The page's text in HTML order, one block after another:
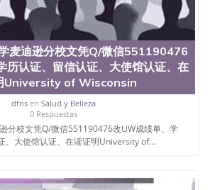
麦迪逊分校文凭Q/微信551190476
历认证、留信认证、大使馆认证、在
University of Wisconsin
dfnsen Salud y Belleza
0 Respuestas
分校文凭Q/微信551190476改UW成绩单、学
、大使馆认证、在读证明University of...